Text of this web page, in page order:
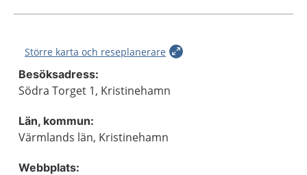
Större karta och reseplanerare
Besöksadress:
Södra Torget 1, Kristinehamn
Län, kommun:
Värmlands län, Kristinehamn
Webbplats: